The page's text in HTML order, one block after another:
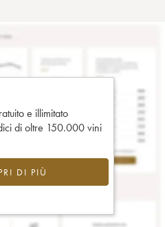
e illimitato
di oltre 150.000 vini
DI PIÙ